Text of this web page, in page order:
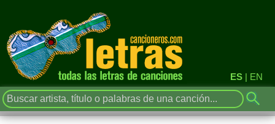
ES | EN